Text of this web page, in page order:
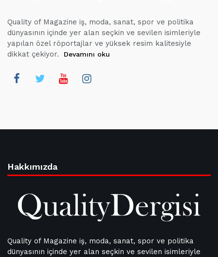
Quality of Magazine iş, moda, sanat, spor ve politika
dünyasının içinde yer alan seçkin ve sevilen isimleriyle
yapılan özel röportajlar ve yüksek resim kalitesiyle
dikkat çekiyor.
Devamını oku
Hakkımızda
Quality of Magazine iş, moda, sanat, spor ve politika
dünyasının içinde yer alan seçkin ve sevilen isimleriyle